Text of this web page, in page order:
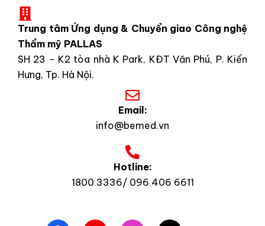
Trung tâm Ứng dụng & Chuyển giao Công nghệ
Thẩm mỹ PALLAS
SH 23 - K2 tòa nhà K Park, KĐT Văn Phú, P. Kiến
Hưng, Tp. Hà Nội.
Email:
info@bemed.vn
Hotline:
1800 3336/ 096 406 6611